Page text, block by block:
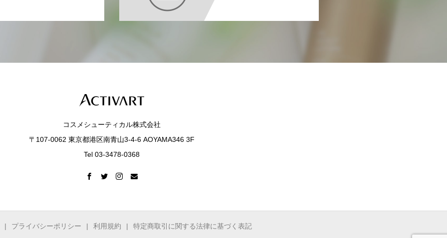
コスメシューティカル株式会社
〒107-0062 東京都港区南青山3-4-6 AOYAMA346 3F
Tel 03-3478-0368
プライバシーポリシー 利用規約 特定商取引に関する法律に基づく表記